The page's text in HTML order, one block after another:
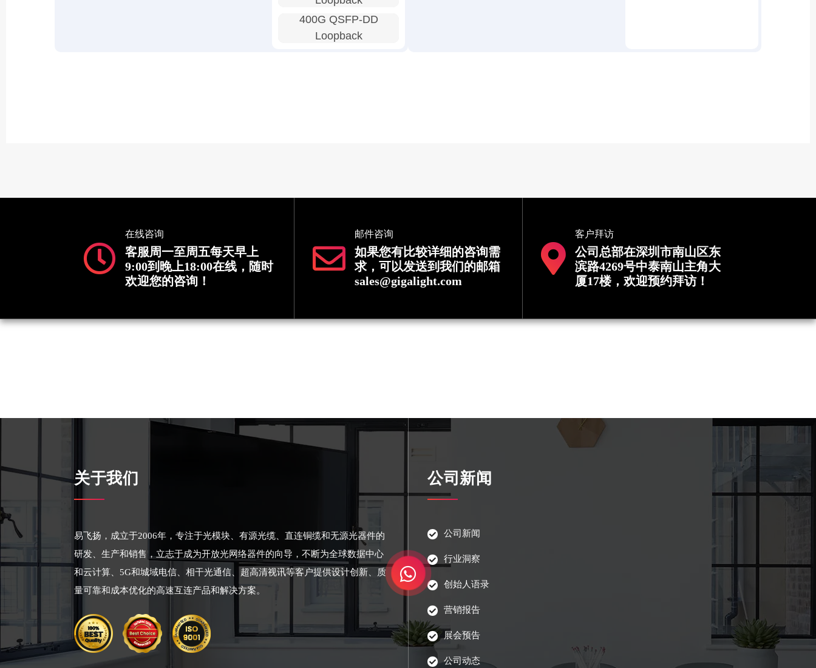
400G QSFP-DD
Loopback
在线咨询
客服周一至周五每天早上
9:00到晚上18:00在线，随时
欢迎您的咨询！
邮件咨询
如果您有比较详细的咨询需
求，可以发送到我们的邮箱
sales@gigalight.com
客户拜访
公司总部在深圳市南山区东
滨路4269号中泰南山主角大
厦17楼，欢迎预约拜访！
关于我们
易飞扬，成立于2006年，专注于光模块、有源光缆、直连铜缆和无源光器件的
研发、生产和销售，立志于成为开放光网络器件的向导，不断为全球数据中心
和云计算、5G和城域电信、相干光通信、超高清视讯等客户提供设计创新、质
量可靠和成本优化的高速互连产品和解决方案。
公司新闻
公司新闻
行业洞察
创始人语录
营销报告
展会预告
公司动态